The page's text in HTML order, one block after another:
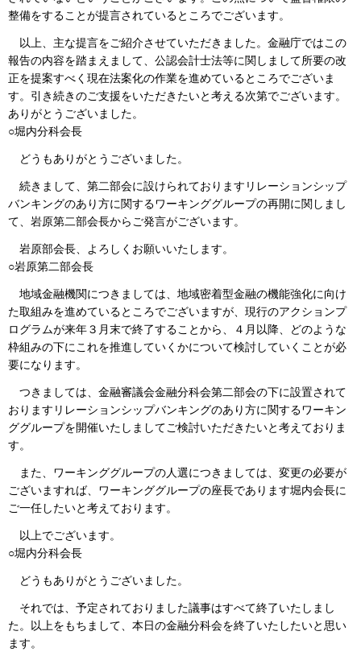
整備をすることが提言されているところでございます。
以上、主な提言をご紹介させていただきました。金融庁ではこの
報告の内容を踏まえまして、公認会計士法等に関しまして所要の改
正を提案すべく現在法案化の作業を進めているところでございま
す。引き続きのご支援をいただきたいと考える次第でございます。
ありがとうございました。
○堀内分科会長
どうもありがとうございました。
続きまして、第二部会に設けられておりますリレーションシップ
バンキングのあり方に関するワーキンググループの再開に関しまし
て、岩原第二部会長からご発言がございます。
岩原部会長、よろしくお願いいたします。
○岩原第二部会長
地域金融機関につきましては、地域密着型金融の機能強化に向け
た取組みを進めているところでございますが、現行のアクションプ
ログラムが来年３月末で終了することから、４月以降、どのような
枠組みの下にこれを推進していくかについて検討していくことが必
要になります。
つきましては、金融審議会金融分科会第二部会の下に設置されて
おりますリレーションシップバンキングのあり方に関するワーキン
ググループを開催いたしましてご検討いただきたいと考えておりま
す。
また、ワーキンググループの人選につきましては、変更の必要が
ございますれば、ワーキンググループの座長であります堀内会長に
ご一任したいと考えております。
以上でございます。
○堀内分科会長
どうもありがとうございました。
それでは、予定されておりました議事はすべて終了いたしまし
た。以上をもちまして、本日の金融分科会を終了いたしたいと思い
ます。